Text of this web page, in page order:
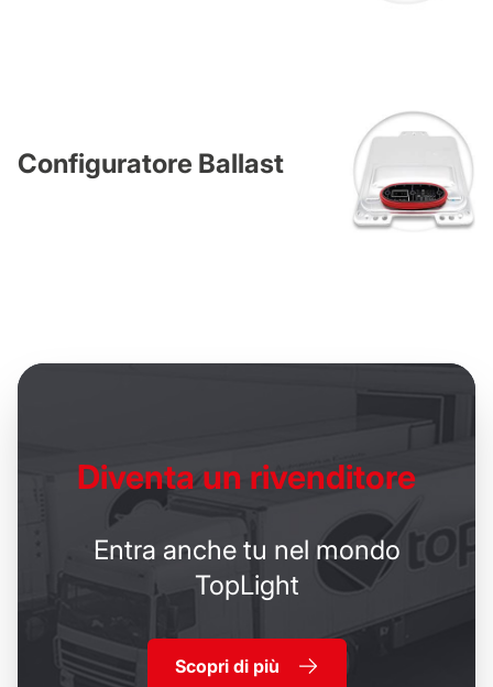
Configuratore Ballast
Diventa un rivenditore
Entra anche tu nel mondo
TopLight
Scopri di più